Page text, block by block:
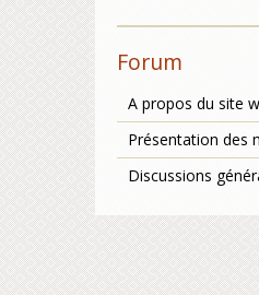
Forum
A propos du site
Présentation des
Discussions